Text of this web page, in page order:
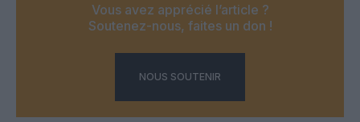
Vous avez apprécié l’article ?
Soutenez-nous, faites un don !
NOUS SOUTENIR